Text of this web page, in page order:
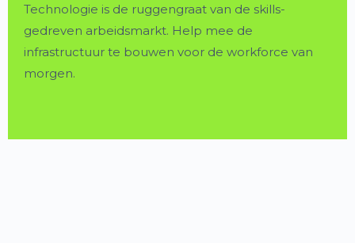
Technologie is de ruggengraat van de skills-
gedreven arbeidsmarkt. Help mee de
infrastructuur te bouwen voor de workforce van
morgen.